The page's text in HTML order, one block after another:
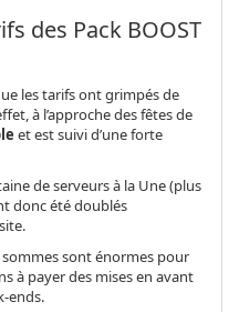
des Pack BOOST
les tarifs ont grimpés de
à l’approche des fêtes de
et est suivi d’une forte
de serveurs à la Une (plus
donc été doublés
sont énormes pour
à payer des mises en avant
ends.